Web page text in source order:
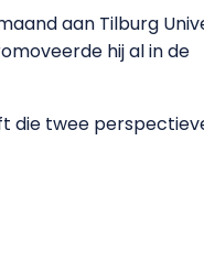
aan Tilburg
hij al in de
die twee